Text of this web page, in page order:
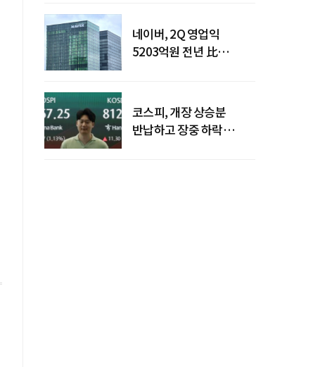
네이버, 2Q 영업익
5203억원 전년 比
코스피, 개장 상승분
반납하고 장중 하락